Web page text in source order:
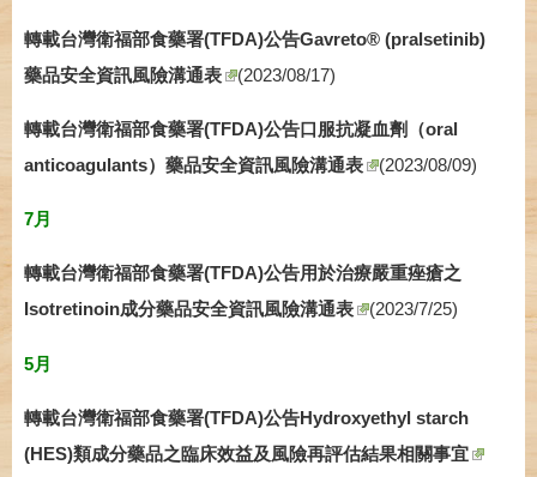
轉載台灣衛福部食藥署(TFDA)公告Gavreto® (pralsetinib)
藥品安全資訊風險溝通表
(2023/08/17)
轉載台灣衛福部食藥署(TFDA)公告口服抗凝血劑（oral
anticoagulants）藥品安全資訊風險溝通表
(2023/08/09)
7月
轉載台灣衛福部食藥署(TFDA)公告用於治療嚴重痤瘡之
Isotretinoin成分藥品安全資訊風險溝通表
(2023/7/25)
5月
轉載台灣衛福部食藥署(TFDA)公告Hydroxyethyl starch
(HES)類成分藥品之臨床效益及風險再評估結果相關事宜